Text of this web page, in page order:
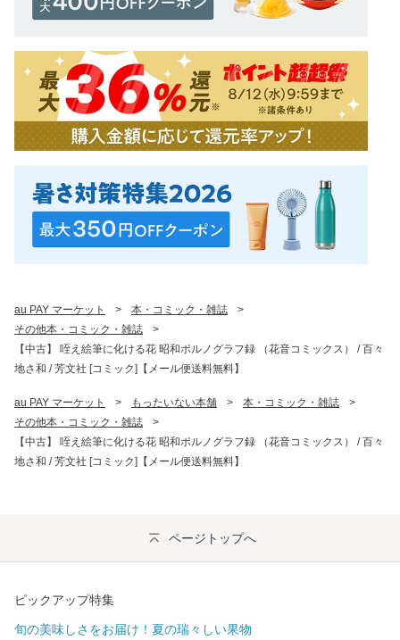
au PAY マーケット > 本・コミック・雑誌
>
その他本・コミック・雑誌
>
【中古】 咥え絵筆に化ける花 昭和ポルノグラフ録 （花音コミックス） / 百々
地さ和 / 芳文社 [コミック]【メール便送料無料】
au PAY マーケット > もったいない本舗 > 本・コミック・雑誌
>
その他本・コミック・雑誌
>
【中古】 咥え絵筆に化ける花 昭和ポルノグラフ録 （花音コミックス） / 百々
地さ和 / 芳文社 [コミック]【メール便送料無料】
ページトップへ
ピックアップ特集
旬の美味しさをお届け！夏の瑞々しい果物